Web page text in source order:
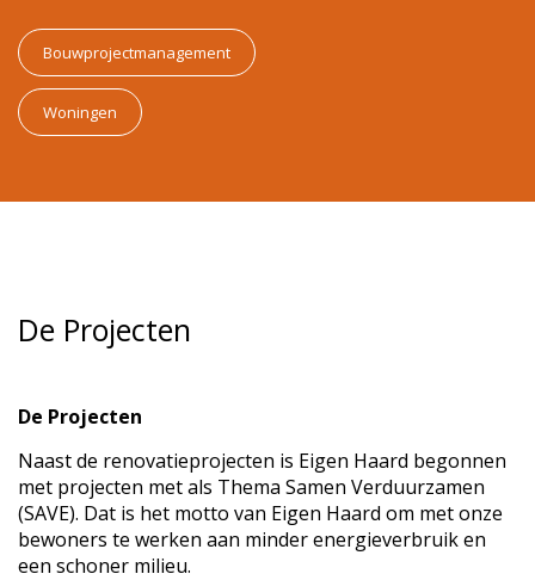
Bouwprojectmanagement
Woningen
De Projecten
De Projecten
Naast de renovatieprojecten is Eigen Haard begonnen
met projecten met als Thema Samen Verduurzamen
(SAVE). Dat is het motto van Eigen Haard om met onze
bewoners te werken aan minder energieverbruik en
een schoner milieu.